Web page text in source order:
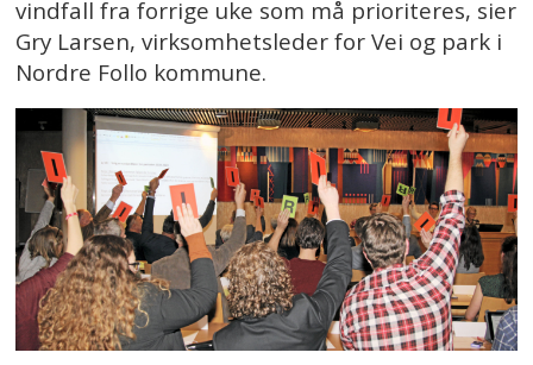
vindfall fra forrige uke som må prioriteres, sier
Gry Larsen, virksomhetsleder for Vei og park i
Nordre Follo kommune.